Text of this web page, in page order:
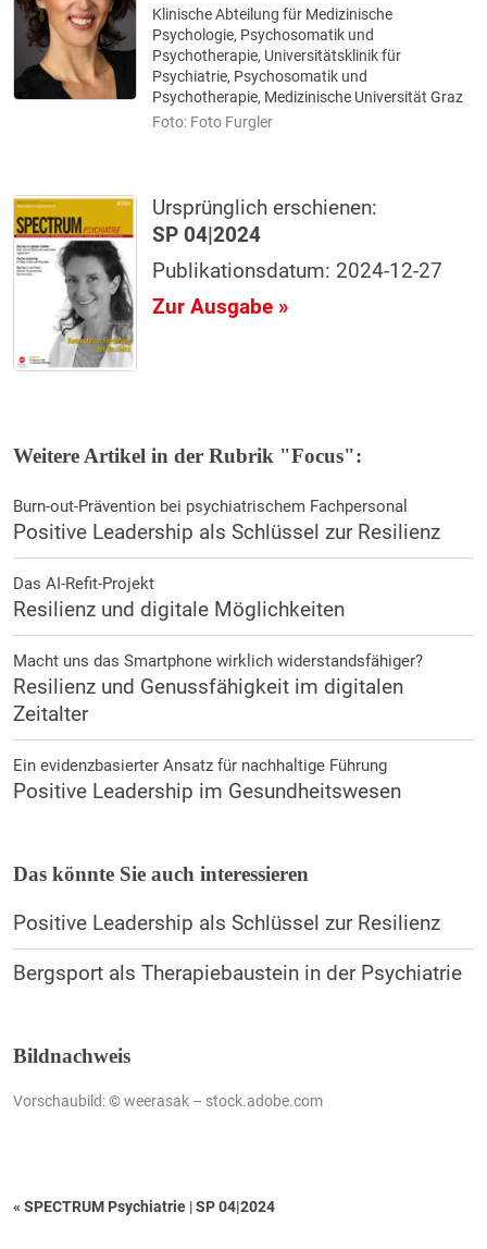
Klinische Abteilung für Medizinische
Psychologie, Psychosomatik und
Psychotherapie, Universitätsklinik für
Psychiatrie, Psychosomatik und
Psychotherapie, Medizinische Universität Graz
Foto: Foto Furgler
Ursprünglich erschienen:
SP 04|2024
Publikationsdatum: 2024-12-27
Zur Ausgabe »
Weitere Artikel in der Rubrik "Focus":
Burn-out-Prävention bei psychiatrischem Fachpersonal
Positive Leadership als Schlüssel zur Resilienz
Das AI-Refit-Projekt
Resilienz und digitale Möglichkeiten
Macht uns das Smartphone wirklich widerstandsfähiger?
Resilienz und Genussfähigkeit im digitalen
Zeitalter
Ein evidenzbasierter Ansatz für nachhaltige Führung
Positive Leadership im Gesundheitswesen
Das könnte Sie auch interessieren
Positive Leadership als Schlüssel zur Resilienz
Bergsport als Therapiebaustein in der Psychiatrie
Bildnachweis
Vorschaubild: © weerasak – stock.adobe.com
« SPECTRUM Psychiatrie |SP 04|2024